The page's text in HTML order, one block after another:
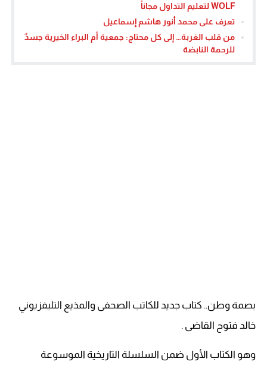
WOLF لتعليم التداول مجاناً
تعرف على محمد أنور هاشم إسماعيل
من قلب الغربة… إلى كل محتاج: جمعية أم البراء الخيرية جسدٌ
للرحمة النابضة
بصمة وطن.. كتاب جديد للكاتب الصحفى والمذيع التليفزيوني
خالد فتوح القاضى .
وهو الكتاب الأول ضمن السلسلة التاريخية الموسوعة